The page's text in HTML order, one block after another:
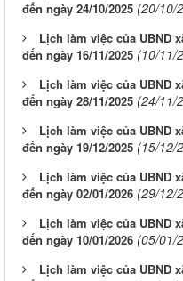
đến ngày 24/10/2025 (20/10/
Lịch làm việc của UBND
đến ngày 16/11/2025 (10/11/
Lịch làm việc của UBND
đến ngày 28/11/2025 (24/11/
Lịch làm việc của UBND
đến ngày 19/12/2025 (15/12/
Lịch làm việc của UBND
đến ngày 02/01/2026 (29/12/
Lịch làm việc của UBND
đến ngày 10/01/2026 (05/01/
Lịch làm việc của UBND